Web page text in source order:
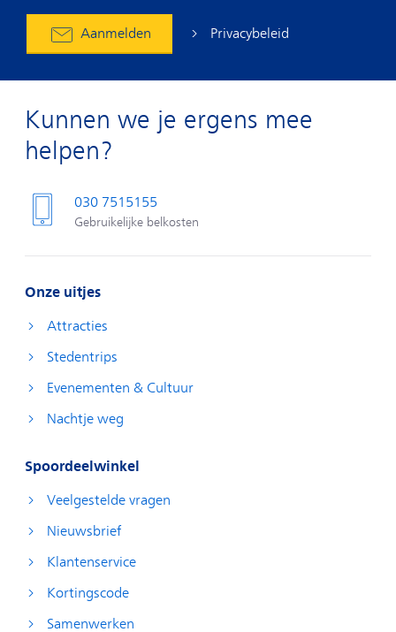
Aanmelden Privacybeleid
Kunnen we je ergens mee
helpen?
030 7515155
Gebruikelijke belkosten
Onze uitjes
Attracties
Stedentrips
Evenementen & Cultuur
Nachtje weg
Spoordeelwinkel
Veelgestelde vragen
Nieuwsbrief
Klantenservice
Kortingscode
Samenwerken